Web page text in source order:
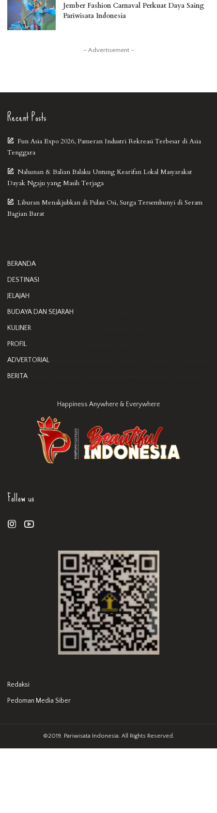
Jember Fashion Carnaval Perkuat Daya Saing
Pariwisata Indonesia
– Advertisement –
Recent Posts
Fun Asia Expo 2026, Pameran Industri Rekreasi Terbesar di Asia
Tenggara
Nahunan & Balian Balaku Untung Kearifan Lokal Masyarakat
Dayak Ngaju yang Masih Terjaga
Liburan Menakjubkan di Pulau Osi, Surga Tersembunyi di Seram
Bagian Barat
BERANDA
DESTINASI
JELAJAH
BUDAYA DAN SEJARAH
KULINER
PROFIL
ADVERTORIAL
BERITA
Happiness Anywhere & Everywhere
Follow us
Redaksi
Pedoman Media Siber
©2019. Pariwisata Indonesia. All Rights Reserved.